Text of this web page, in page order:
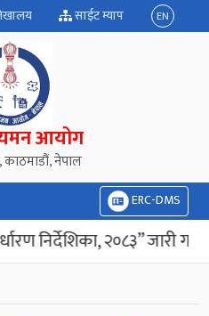
साईट म्याप EN
आयोग
नेपाल
ERC-DMS
निर्देशिका, २०८३” जारी